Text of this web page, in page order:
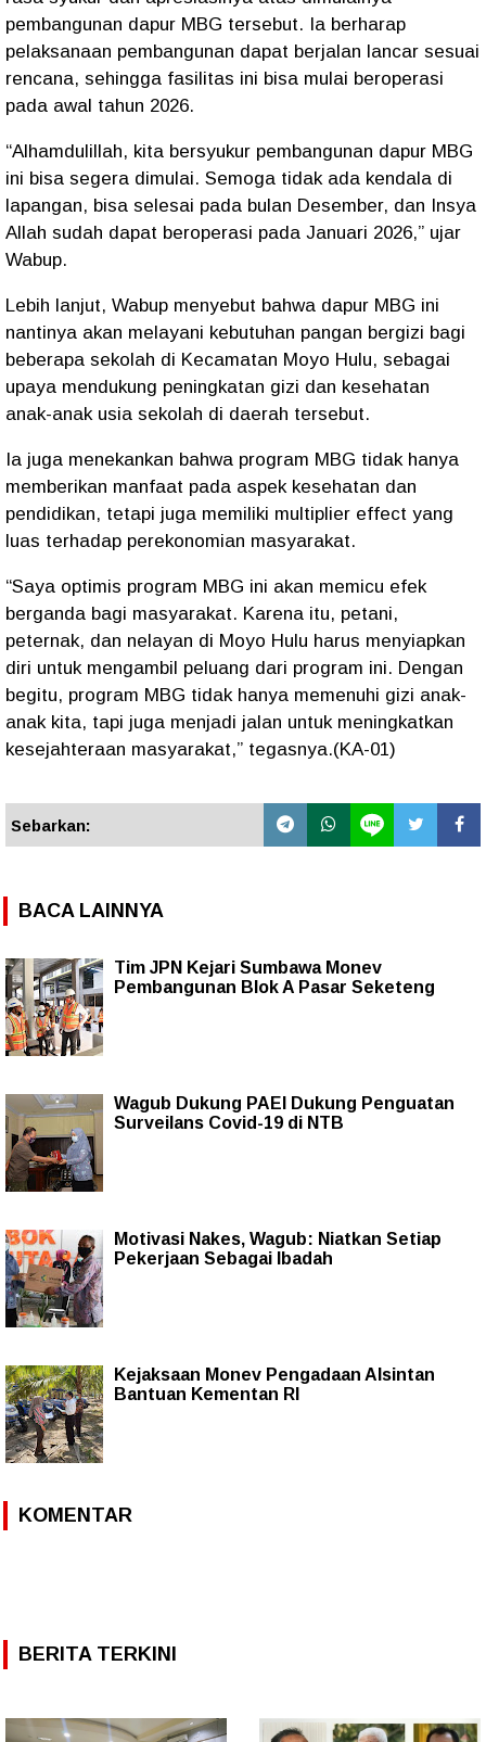
pembangunan dapur MBG tersebut. Ia berharap
pelaksanaan pembangunan dapat berjalan lancar sesuai
rencana, sehingga fasilitas ini bisa mulai beroperasi
pada awal tahun 2026.
“Alhamdulillah, kita bersyukur pembangunan dapur MBG
ini bisa segera dimulai. Semoga tidak ada kendala di
lapangan, bisa selesai pada bulan Desember, dan Insya
Allah sudah dapat beroperasi pada Januari 2026,” ujar
Wabup.
Lebih lanjut, Wabup menyebut bahwa dapur MBG ini
nantinya akan melayani kebutuhan pangan bergizi bagi
beberapa sekolah di Kecamatan Moyo Hulu, sebagai
upaya mendukung peningkatan gizi dan kesehatan
anak-anak usia sekolah di daerah tersebut.
Ia juga menekankan bahwa program MBG tidak hanya
memberikan manfaat pada aspek kesehatan dan
pendidikan, tetapi juga memiliki multiplier effect yang
luas terhadap perekonomian masyarakat.
“Saya optimis program MBG ini akan memicu efek
berganda bagi masyarakat. Karena itu, petani,
peternak, dan nelayan di Moyo Hulu harus menyiapkan
diri untuk mengambil peluang dari program ini. Dengan
begitu, program MBG tidak hanya memenuhi gizi anak-
anak kita, tapi juga menjadi jalan untuk meningkatkan
kesejahteraan masyarakat,” tegasnya.(KA-01)
Sebarkan:
BACA LAINNYA
Tim JPN Kejari Sumbawa Monev
Pembangunan Blok A Pasar Seketeng
Wagub Dukung PAEI Dukung Penguatan
Surveilans Covid-19 di NTB
Motivasi Nakes, Wagub: Niatkan Setiap
Pekerjaan Sebagai Ibadah
Kejaksaan Monev Pengadaan Alsintan
Bantuan Kementan RI
KOMENTAR
BERITA TERKINI